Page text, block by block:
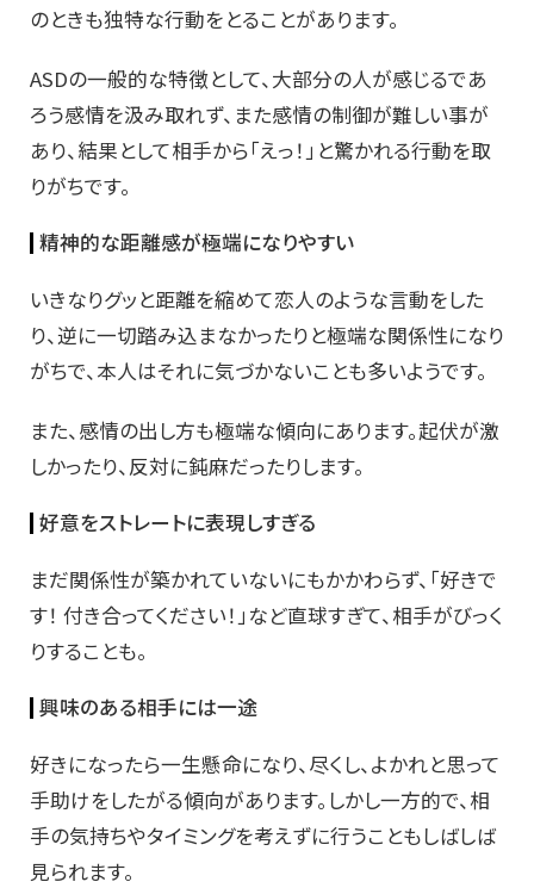
のときも独特な行動をとることがあります。
ASDの一般的な特徴として、大部分の人が感じるであ
ろう感情を汲み取れず、また感情の制御が難しい事が
あり、結果として相手から「えっ！」と驚かれる行動を取
りがちです。
精神的な距離感が極端になりやすい
いきなりグッと距離を縮めて恋人のような言動をした
り、逆に一切踏み込まなかったりと極端な関係性になり
がちで、本人はそれに気づかないことも多いようです。
また、感情の出し方も極端な傾向にあります。起伏が激
しかったり、反対に鈍麻だったりします。
好意をストレートに表現しすぎる
まだ関係性が築かれていないにもかかわらず、「好きで
す！ 付き合ってください！」など直球すぎて、相手がびっく
りすることも。
興味のある相手には一途
好きになったら一生懸命になり、尽くし、よかれと思って
手助けをしたがる傾向があります。しかし一方的で、相
手の気持ちやタイミングを考えずに行うこともしばしば
見られます。